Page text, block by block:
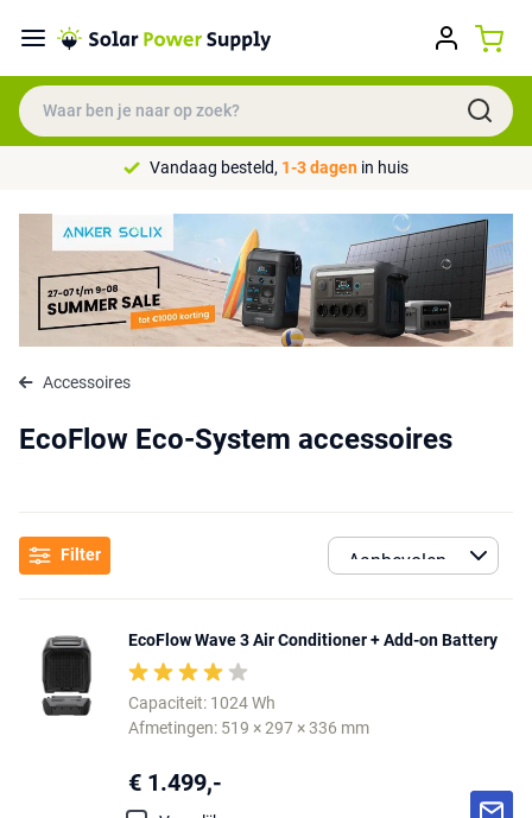
Vandaag besteld, 1-3 dagen in huis
Accessoires
EcoFlow Eco-System accessoires
Filter
EcoFlow Wave 3 Air Conditioner + Add-on Battery
Capaciteit: 1024 Wh
Afmetingen: 519 × 297 × 336 mm
€ 1.499,-